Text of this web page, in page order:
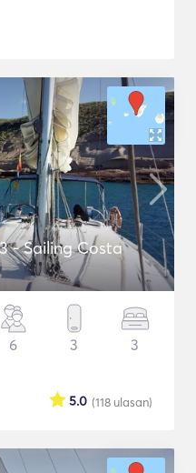
- Sailing Costa
6 3 3
(118 ulasan)
5.0